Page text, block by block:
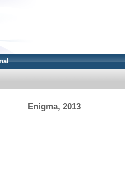
Enigma, 2013